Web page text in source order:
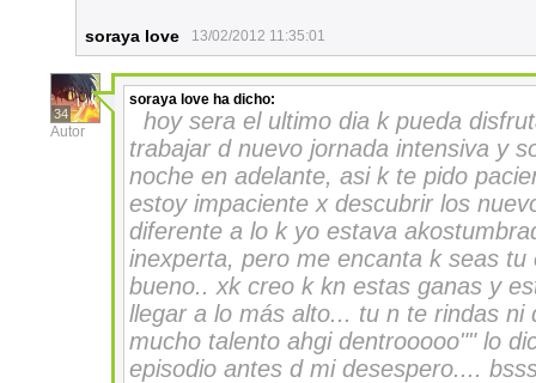
soraya love 13/02/2012 11:35:01
34
Autor
soraya love ha dicho:
hoy sera el ultimo dia k pueda
trabajar d nuevo jornada intensiva y
noche en adelante, asi k te pido
estoy impaciente x descubrir los
diferente a lo k yo estava
inexperta, pero me encanta k seas
bueno.. xk creo k kn estas ganas y
llegar a lo más alto... tu n te rindas ni
mucho talento ahgi dentrooooo"" lo
episodio antes d mi desespero....